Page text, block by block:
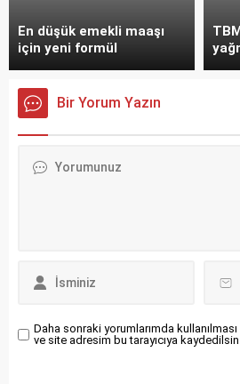
En düşük emekli maaşı
için yeni formül
Bir Yorum Yazın
Daha sonraki yorumlarımda
ve site adresim bu tarayıcıya